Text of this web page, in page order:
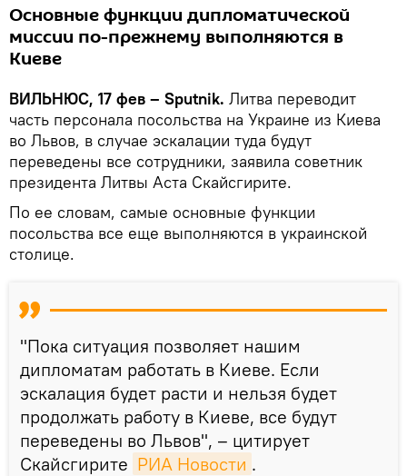
Основные функции дипломатической
миссии по-прежнему выполняются в
Киеве
ВИЛЬНЮС, 17 фев – Sputnik. Литва переводит
часть персонала посольства на Украине из Киева
во Львов, в случае эскалации туда будут
переведены все сотрудники, заявила советник
президента Литвы Аста Скайсгирите.
По ее словам, самые основные функции
посольства все еще выполняются в украинской
столице.
"Пока ситуация позволяет нашим
дипломатам работать в Киеве. Если
эскалация будет расти и нельзя будет
продолжать работу в Киеве, все будут
переведены во Львов", – цитирует
Скайсгирите РИА Новости .